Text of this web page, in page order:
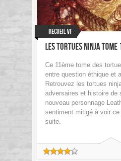
Recueil VF
Les tortues ninja Tome
Ce 11ème tome des
entre question éthique et
Retrouvez les tortues
adversaires et histoire de
nouveau personnage
sentiment mitigé à voir
suite.